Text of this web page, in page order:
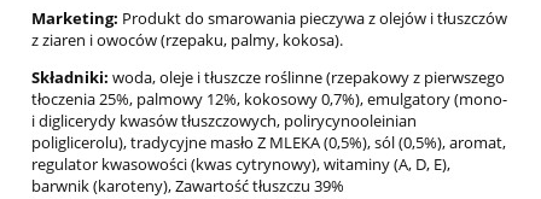
Marketing: Produkt do smarowania pieczywa z olejów i tłuszczów
z ziaren i owoców (rzepaku, palmy, kokosa).
Składniki: woda, oleje i tłuszcze roślinne (rzepakowy z pierwszego
tłoczenia 25%, palmowy 12%, kokosowy 0,7%), emulgatory (mono-
i diglicerydy kwasów tłuszczowych, polirycynooleinian
poliglicerolu), tradycyjne masło Z MLEKA (0,5%), sól (0,5%), aromat,
regulator kwasowości (kwas cytrynowy), witaminy (A, D, E),
barwnik (karoteny), Zawartość tłuszczu 39%